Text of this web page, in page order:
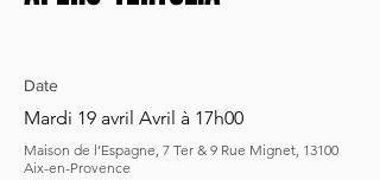
Date
Mardi 19 avril Avril à 17h00
Maison de l’Espagne, 7 Ter & 9 Rue Mignet, 13100
Aix-en-Provence